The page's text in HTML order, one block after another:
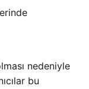
nedeniyle
bu